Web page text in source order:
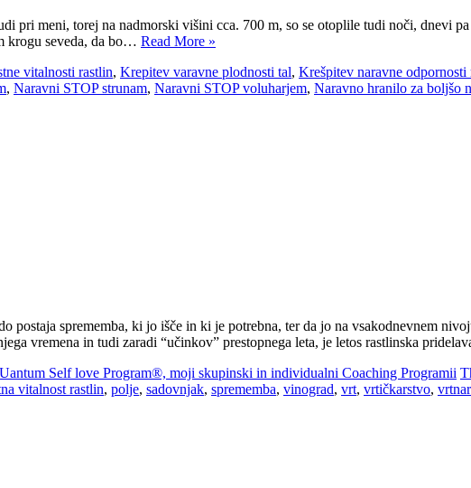
meni, torej na nadmorski višini cca. 700 m, so se otoplile tudi noči, dnevi
krogu seveda, da bo… Read More »
vitalnosti rastlin, Krepitev varavne plodnosti tal, Krešpitev naravne odpornosti
, Naravni STOP strunam, Naravni STOP voluharjem, Naravno hranilo za boljšo
postaja sprememba, ki jo išče in ki je potrebna, ter da jo na vsakodnevnem
vremena in tudi zaradi “učinkov” prestopnega leta, je letos rastlinska
Self love Program®, moji skupinski in individualni Coaching Programii
vitalnost rastlin, polje, sadovnjak, sprememba, vinograd, vrt, vrtičkarstvo,